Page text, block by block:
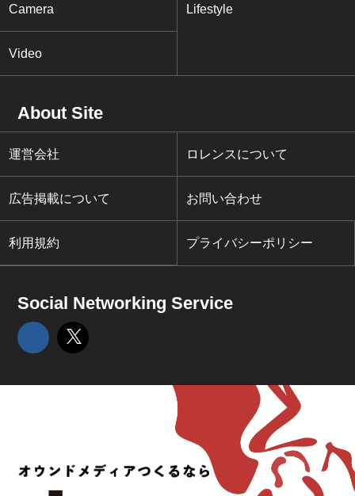
Camera Lifestyle
Video
About Site
運営会社 ロレンスについて
広告掲載について お問い合わせ
利用規約 プライバシーポリシー
Social Networking Service